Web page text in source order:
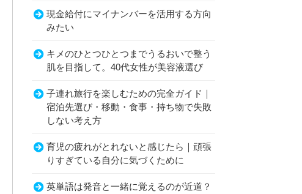
現金給付にマイナンバーを活用する方向
みたい
キメのひとつひとつまでうるおいで整う
肌を目指して。40代女性が美容液選び
子連れ旅行を楽しむための完全ガイド｜
宿泊先選び・移動・食事・持ち物で失敗
しない考え方
育児の疲れがとれないと感じたら｜頑張
りすぎている自分に気づくために
英単語は発音と一緒に覚えるのが近道？